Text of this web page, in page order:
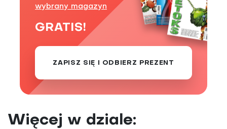
wybrany magazyn
GRATIS!
ZAPISZ SIĘ I ODBIERZ PREZENT
Więcej w dziale: